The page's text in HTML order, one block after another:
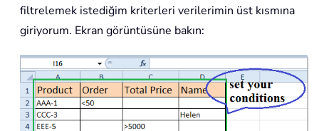
filtrelemek istediğim kriterleri verilerimin üst kısmına
giriyorum. Ekran görüntüsüne bakın: